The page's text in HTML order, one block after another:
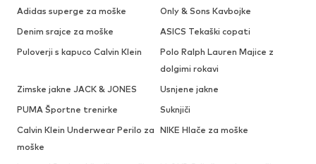
Adidas superge za moške
Only & Sons Kavbojke
Denim srajce za moške
ASICS Tekaški copati
Puloverji s kapuco Calvin Klein
Polo Ralph Lauren Majice z
dolgimi rokavi
Zimske jakne JACK & JONES
Usnjene jakne
PUMA Športne trenirke
Suknjiči
Calvin Klein Underwear Perilo za
moške
NIKE Hlače za moške